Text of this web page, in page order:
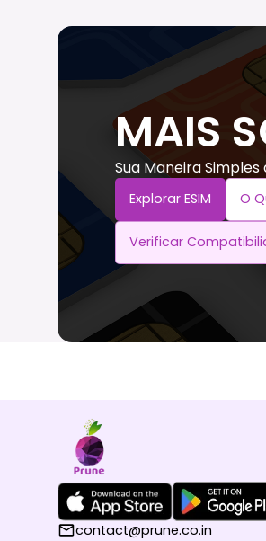
MAIS
Sua Maneira
Explorar ESIM O
Verificar
contact@prune.co.in